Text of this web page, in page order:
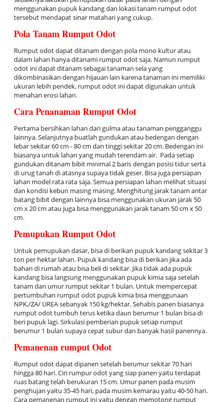
menggunakan pupuk kandang dan lokasi tanam rumput odot
tersebut mendapat sinar matahari yang cukup.
Pola Tanam Rumput Odot
Rumput odot dapat ditanam dengan pola mono kultur atau
dalam lahan hanya ditanami rumput odot saja. Namun rumput
odot ini dapat ditanam sebagai tanaman sela yang
dikombinasikan dengan hijauan lain karena tanaman ini memiliki
ukuran lebih pendek, rumput odot ini dapat digunakan untuk
menahan erosi lahan.
Cara Penanaman Rumput Odot
Pertama bersihkan lahan dari gulma atau tanaman pengganggu
lainnya. Selanjutnya buatlah gundukan atau bedengan dengan
lebar sekitar 60 cm - 80 cm dan tinggi sekitar 20 cm. Bedengan ini
biasanya untuk lahan yang mudah terendam air. Pada setiap
gundukan ditanam bibit minimal 2 baris dengan posisi tidur serta
di urug tanah di atasnya supaya tidak geser. Bisa juga persiapan
lahan model rata rata saja. Semua persiapan lahan melihat situasi
dan kondisi kebun masing masing. Menghitung jarak tanam antar
batang bibit dengan lainnya bisa menggunakan ukuran jarak 50
cm x 20 cm atau juga bisa menggunakan jarak tanam 50 cm x 50
cm.
Pemupukan Rumput Odot
Untuk pemupukan dasar, bisa di berikan pupuk kandang sekitar 3
ton per hektar lahan. Pupuk kandang bisa di berikan jika ada
bahan di rumah atau bisa beli di sekitar. Jika tidak ada pupuk
kandang bisa langsung menggunakan pupuk kimia saja setelah
tanam dan umur rumput sekitar 1 bulan. Untuk mempercepat
pertumbuhan rumput odot pupuk kimia bisa menggunaan
NPK,/ZA/ UREA sebanyak 150 kg/hektar. Sehabis panen biasanya
rumput odot tumbuh terus ketika daun berumur 1 bulan bisa di
beri pupuk lagi. Sirkulasi pemberian pupuk setiap rumput
berumur 1 bulan supaya cepat subur dan banyak hasil panennya.
Pemanenan rumput Odot
Rumput odot dapat dipanen setelah berumur sekitar 70 hari
hingga 80 hari. Ciri rumpur odot yang siap panen yaitu terdapat
ruas batang telah berukuran 15 cm. Umur panen pada musim
penghujan yaitu 35-45 hari, pada musim kemarau yaitu 40-50 hari.
Cara pemanenan rumput ini yaitu dengan memotong rumput